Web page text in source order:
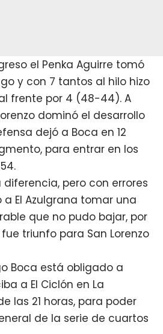
el Penka Aguirre tomó
y con 7 tantos al hilo hizo
frente por 4 (48-44). A
dominó el desarrollo
dejó a Boca en 12
para entrar en los
pero con errores
El Azulgrana tomar una
que no pudo bajar, por
triunfo para San Lorenzo
Boca está obligado a
a El Ciclón en La
las 21 horas, para poder
de la serie de cuartos